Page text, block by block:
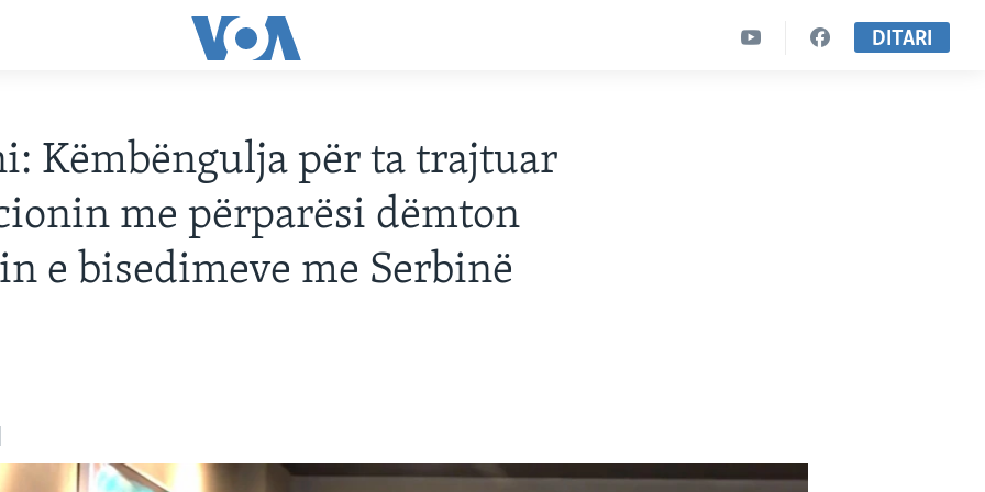
DITARI
Këmbëngulja për ta trajtuar
me përparësi dëmton
e bisedimeve me Serbinë